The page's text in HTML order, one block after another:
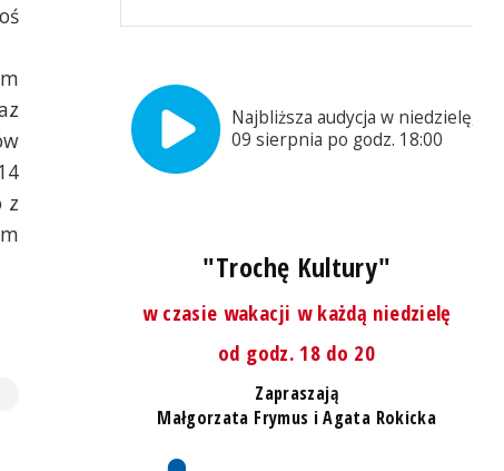
z
Najbliższa audycja w niedzielę,
09 sierpnia po godz. 18:00
"Trochę Kultury"
w czasie wakacji w każdą niedzielę
od godz. 18 do 20
Zapraszają
Małgorzata Frymus i Agata Rokicka